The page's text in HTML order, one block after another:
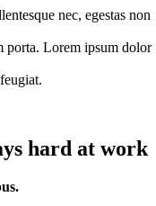
nec, egestas non
porta. Lorem ipsum dolor
hard at work